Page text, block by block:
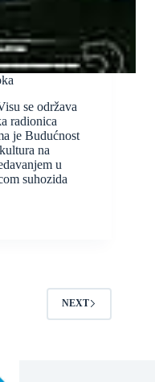
se održava
radionica
je Budućnost
na
u
suhozida
NEXT